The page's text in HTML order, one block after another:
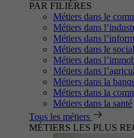
PAR FILIÈRES
Métiers dans le
Métiers dans
Métiers dans
Métiers dans le social
Métiers dans
Métiers dans
Métiers dans la
Métiers dans la
Métiers dans la santé
Tous les métiers
MÉTIERS LES PLUS